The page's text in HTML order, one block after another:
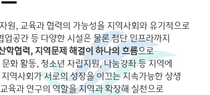
원, 교육과 협력의 가능성을 지역사회와 유기적으로
공간 등 다양한 시설은 물론 첨단 인프라까지
학협력, 지역문제 해결이 하나의 흐름으로
화 활동, 청소년 자립지원, 나눔강좌 등 지역에
역사회가 서로의 성장을 이끄는 지속가능한 상생
육과 연구의 역할을 지역과 확장해 실천으로